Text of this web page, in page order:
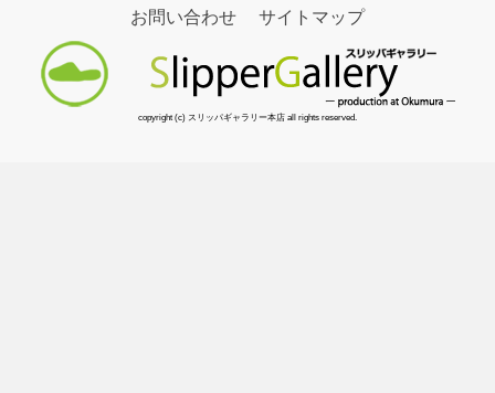
お問い合わせ
サイトマップ
copyright (c) スリッパギャラリー本店 all rights reserved.